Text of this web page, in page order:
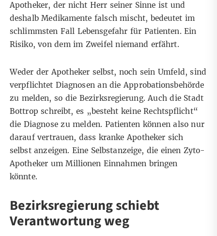
Apotheker, der nicht Herr seiner Sinne ist und
deshalb Medikamente falsch mischt, bedeutet im
schlimmsten Fall Lebensgefahr für Patienten. Ein
Risiko, von dem im Zweifel niemand erfährt.
Weder der Apotheker selbst, noch sein Umfeld, sind
verpflichtet Diagnosen an die Approbationsbehörde
zu melden, so die Bezirksregierung. Auch die Stadt
Bottrop schreibt, es „besteht keine Rechtspflicht“
die Diagnose zu melden. Patienten können also nur
darauf vertrauen, dass kranke Apotheker sich
selbst anzeigen. Eine Selbstanzeige, die einen Zyto-
Apotheker um Millionen Einnahmen bringen
könnte.
Bezirksregierung schiebt
Verantwortung weg